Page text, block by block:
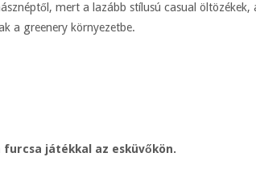
mert a lazább stílusú casual öltözékek,
a greenery környezetbe.
játékkal az esküvőkön.